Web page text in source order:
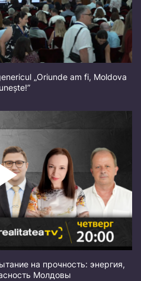
„Oriunde am fi, Moldova
на прочность: энергия,
Молдовы